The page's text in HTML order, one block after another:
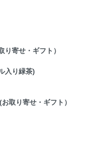
寄せ・ギフト）
入り緑茶)
取り寄せ・ギフト）